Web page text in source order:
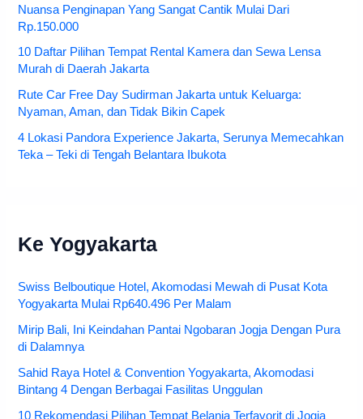
Nuansa Penginapan Yang Sangat Cantik Mulai Dari
Rp.150.000
10 Daftar Pilihan Tempat Rental Kamera dan Sewa Lensa
Murah di Daerah Jakarta
Rute Car Free Day Sudirman Jakarta untuk Keluarga:
Nyaman, Aman, dan Tidak Bikin Capek
4 Lokasi Pandora Experience Jakarta, Serunya Memecahkan
Teka – Teki di Tengah Belantara Ibukota
Ke Yogyakarta
Swiss Belboutique Hotel, Akomodasi Mewah di Pusat Kota
Yogyakarta Mulai Rp640.496 Per Malam
Mirip Bali, Ini Keindahan Pantai Ngobaran Jogja Dengan Pura
di Dalamnya
Sahid Raya Hotel & Convention Yogyakarta, Akomodasi
Bintang 4 Dengan Berbagai Fasilitas Unggulan
10 Rekomendasi Pilihan Tempat Belanja Terfavorit di Jogja